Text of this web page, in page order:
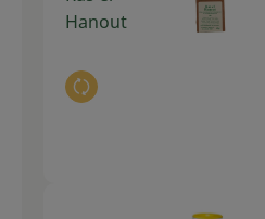
Hanout
Auswahl ändern